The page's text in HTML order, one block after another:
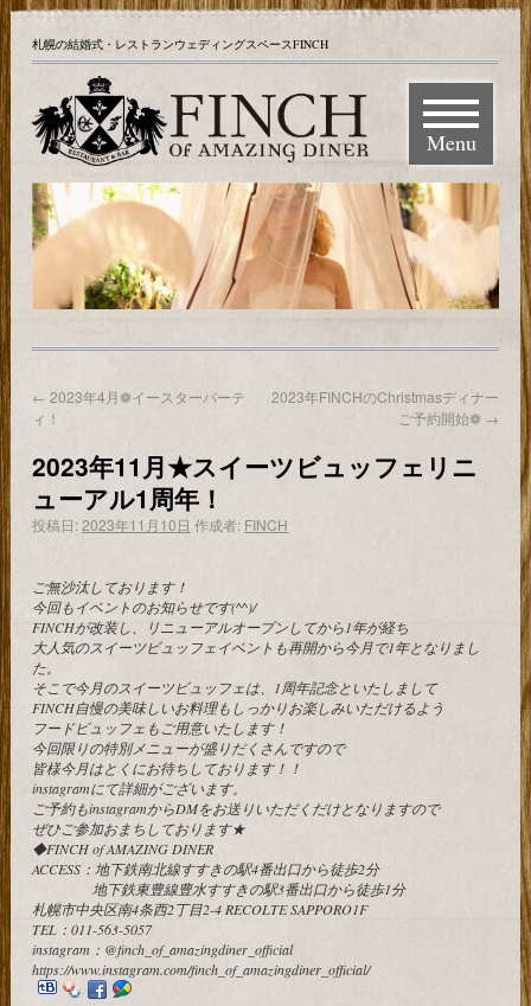
札幌の結婚式・レストランウェディングスペースFINCH
Menu
← 2023年4月❁イースターパーテ
ィ！
2023年FINCHのChristmasディナー
ご予約開始❁ →
2023年11月★スイーツビュッフェリニ
ューアル1周年！
投稿日:2023年11月10日 作成者: FINCH
ご無沙汰しております！
今回もイベントのお知らせです(^^)/
FINCHが改装し、リニューアルオープンしてから1年が経ち
大人気のスイーツビュッフェイベントも再開から今月で1年となりまし
た。
そこで今月のスイーツビュッフェは、1周年記念といたしまして
FINCH自慢の美味しいお料理もしっかりお楽しみいただけるよう
フードビュッフェもご用意いたします！
今回限りの特別メニューが盛りだくさんですので
皆様今月はとくにお待ちしております！！
instagramにて詳細がございます。
ご予約もinstagramからDMをお送りいただくだけとなりますので
ぜひご参加おまちしております★
◆FINCH of AMAZING DINER
ACCESS：地下鉄南北線すすきの駅4番出口から徒歩2分
地下鉄東豊線豊水すすきの駅3番出口から徒歩1分
札幌市中央区南4条西2丁目2-4 RECOLTE SAPPORO1F
TEL：011-563-5057
instagram：@finch_of_amazingdiner_official
https://www.instagram.com/finch_of_amazingdiner_official/